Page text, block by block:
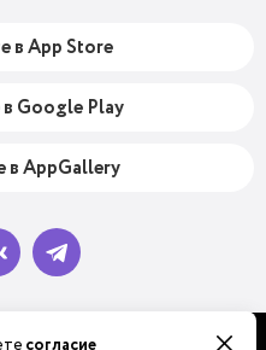
в App Store
в Google Play
в AppGallery
согласие